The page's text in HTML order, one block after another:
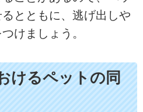
るとともに、逃げ出しや
けましょう。
けるペットの同